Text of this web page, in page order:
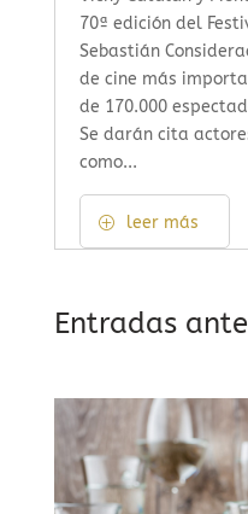
70ª edición del
Sebastián
de cine más
de 170.000
Se darán cita
como...
leer más
Entradas